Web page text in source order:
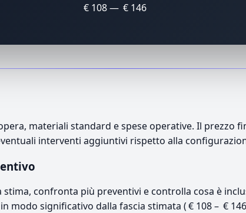
€ 108 — € 146
materiali standard e spese operative. Il prezzo
interventi aggiuntivi rispetto alla
confronta più preventivi e controlla cosa è
modo significativo dalla fascia stimata ( € 108 – €